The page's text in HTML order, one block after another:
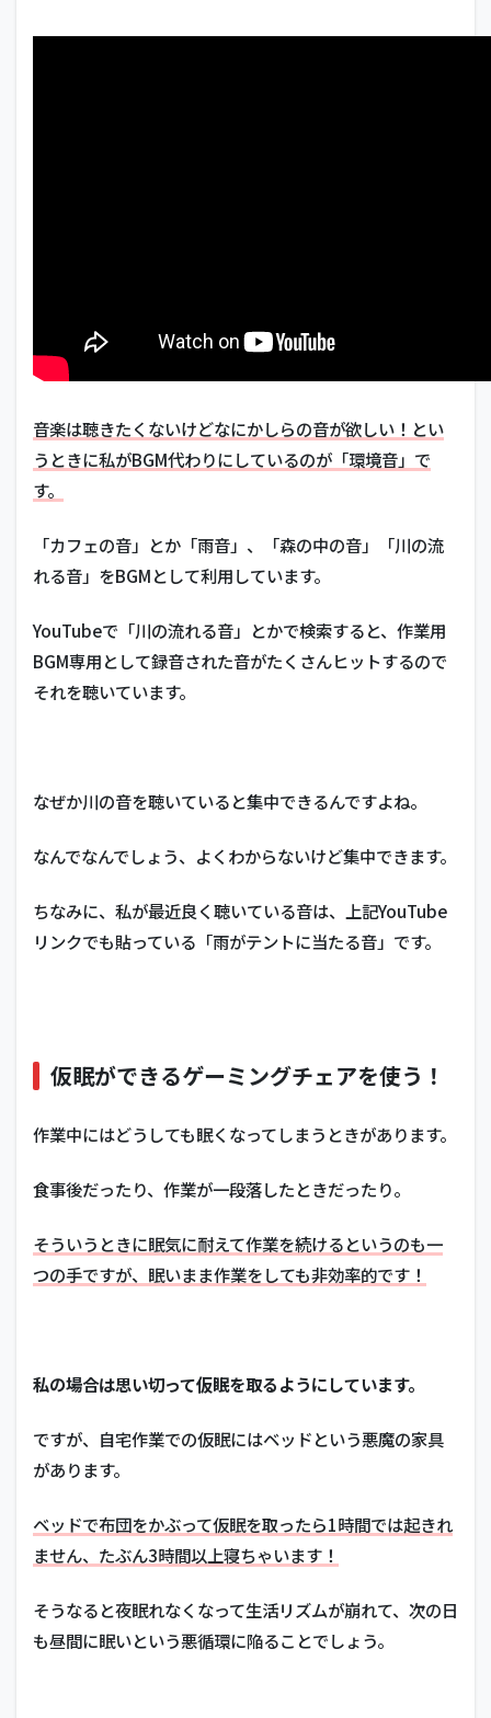
音楽は聴きたくないけどなにかしらの音が欲しい！とい
うときに私がBGM代わりにしているのが「環境音」で
す。
「カフェの音」とか「雨音」、「森の中の音」「川の流
れる音」をBGMとして利用しています。
YouTubeで「川の流れる音」とかで検索すると、作業用
BGM専用として録音された音がたくさんヒットするので
それを聴いています。
なぜか川の音を聴いていると集中できるんですよね。
なんでなんでしょう、よくわからないけど集中できます。
ちなみに、私が最近良く聴いている音は、上記YouTube
リンクでも貼っている「雨がテントに当たる音」です。
仮眠ができるゲーミングチェアを使う！
作業中にはどうしても眠くなってしまうときがあります。
食事後だったり、作業が一段落したときだったり。
そういうときに眠気に耐えて作業を続けるというのも一
つの手ですが、眠いまま作業をしても非効率的です！
私の場合は思い切って仮眠を取るようにしています。
ですが、自宅作業での仮眠にはベッドという悪魔の家具
があります。
ベッドで布団をかぶって仮眠を取ったら1時間では起きれ
ません、たぶん3時間以上寝ちゃいます！
そうなると夜眠れなくなって生活リズムが崩れて、次の日
も昼間に眠いという悪循環に陥ることでしょう。